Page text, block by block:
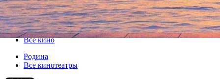
29 августа 2013, четверг-04 сентября 2013, среда
Версия для печати
Все кино
Родина
Все кинотеатры